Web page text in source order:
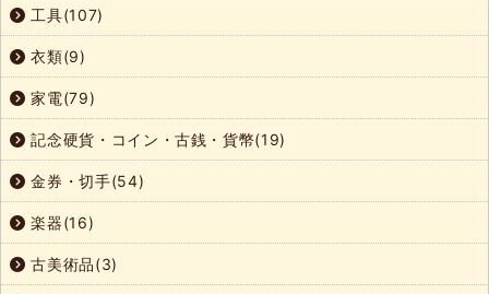
工具(107)
衣類(9)
家電(79)
記念硬貨・コイン・古銭・貨幣(19)
金券・切手(54)
楽器(16)
古美術品(3)